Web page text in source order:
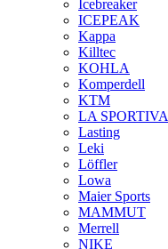
Icebreaker
ICEPEAK
Kappa
Killtec
KOHLA
Komperdell
KTM
LA SPORTIVA
Lasting
Leki
Löffler
Lowa
Maier Sports
MAMMUT
Merrell
NIKE